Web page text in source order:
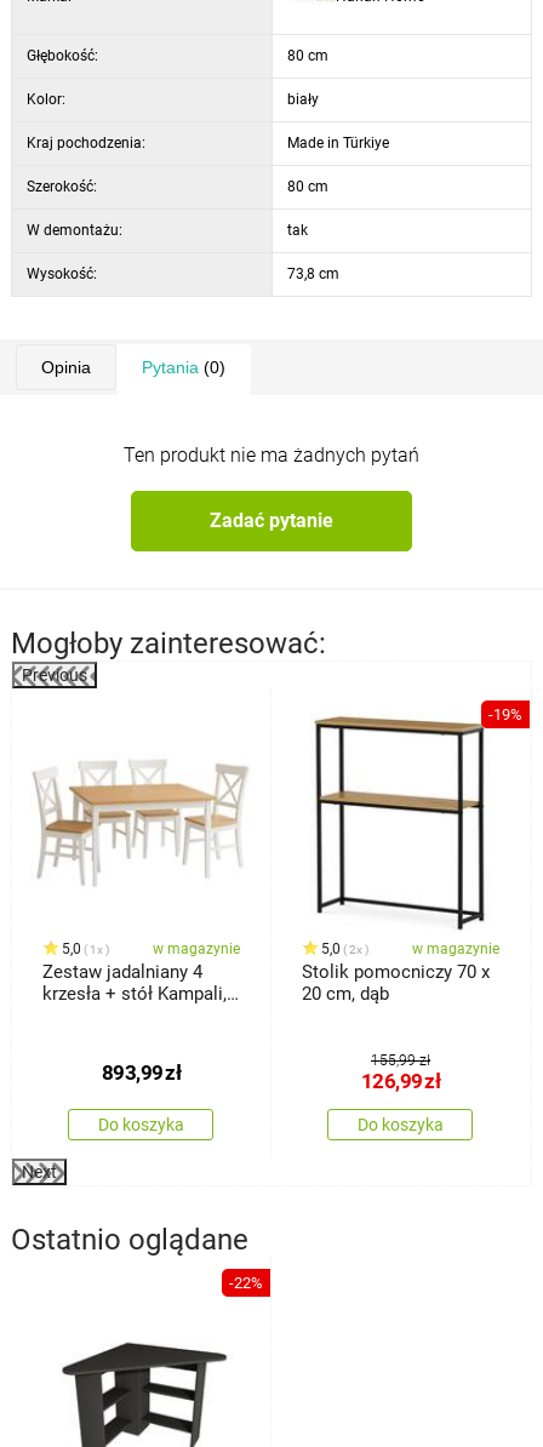
Głębokość: 80 cm
Kolor: biały
Kraj pochodzenia: Made in Türkiye
Szerokość: 80 cm
W demontażu: tak
Wysokość: 73,8 cm
Opinia Pytania (0)
Ten produkt nie ma żadnych pytań
Zadać pytanie
Mogłoby zainteresować:
Previous
5,0 1x w magazynie
Zestaw jadalniany 4
krzesła + stół Kampali,
893,99zł
Do koszyka
-19%
5,0 2x w magazynie
Stolik pomocniczy 70 x
20 cm, dąb
155,99 zł
126,99zł
Do koszyka
Next
Ostatnio oglądane
-22%